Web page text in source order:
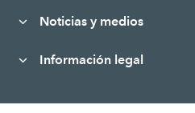
Noticias y medios
Información legal